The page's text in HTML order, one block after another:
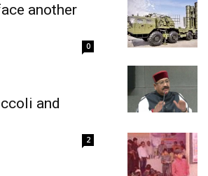
another
0
and
2